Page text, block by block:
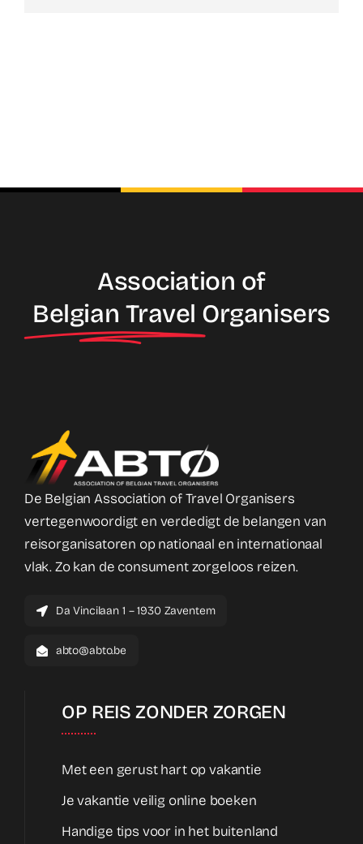
Association of
Belgian Travel Organisers
De Belgian Association of Travel Organisers
vertegenwoordigt en verdedigt de belangen van
reisorganisatoren op nationaal en internationaal
vlak. Zo kan de consument zorgeloos reizen.
Da Vincilaan 1 – 1930 Zaventem
abto@abto.be
OP REIS ZONDER ZORGEN
Met een gerust hart op vakantie
Je vakantie veilig online boeken
Handige tips voor in het buitenland